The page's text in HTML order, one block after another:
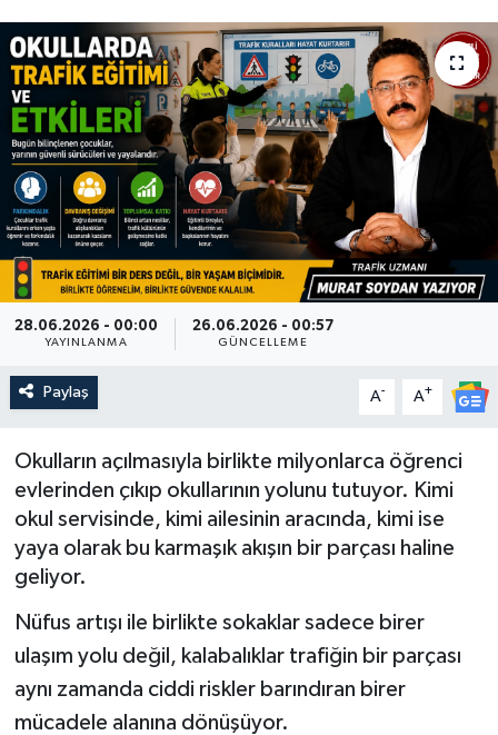
28.06.2026 - 00:00
YAYINLANMA
26.06.2026 - 00:57
GÜNCELLEME
Paylaş A- A+
Okulların açılmasıyla birlikte milyonlarca öğrenci
evlerinden çıkıp okullarının yolunu tutuyor. Kimi
okul servisinde, kimi ailesinin aracında, kimi ise
yaya olarak bu karmaşık akışın bir parçası haline
geliyor.
Nüfus artışı ile birlikte sokaklar sadece birer
ulaşım yolu değil, kalabalıklar trafiğin bir parçası
aynı zamanda ciddi riskler barındıran birer
mücadele alanına dönüşüyor.